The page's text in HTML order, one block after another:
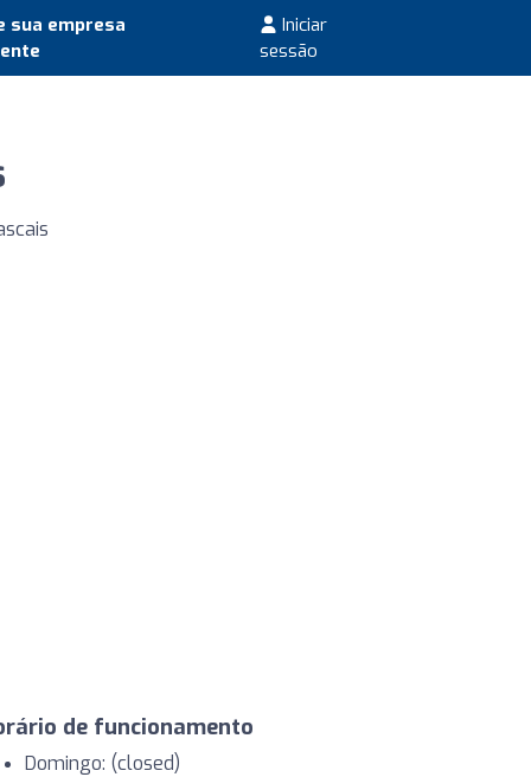
sua empresa
Iniciar
sessão
de funcionamento
Domingo: (closed)